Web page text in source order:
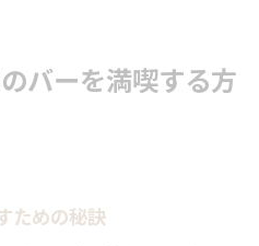
バーを満喫する方
ための秘訣